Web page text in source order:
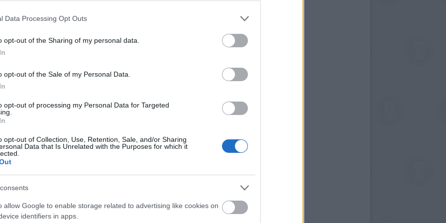
Data Processing Opt Outs
opt-out of the Sharing of my personal data.
opt-out of the Sale of my Personal Data.
opt-out of processing my Personal Data for Targeted
opt-out of Collection, Use, Retention, Sale, and/or Sharing
Data that Is Unrelated with the Purposes for which it
allow Google to enable storage related to advertising like cookies on
identifiers in apps.
élményt is keresett Bangó Margitnál, aki
töltött káposztával, gulyáslevessel,
baconban sült süllővel. Bangó Margit az
a konyhában, tálal és az amerikai vendég
helyzetére panaszkodik.
publikált előzetesében
konyhával
bár ami azt illeti, a sörrel nem
töltött ki magának.